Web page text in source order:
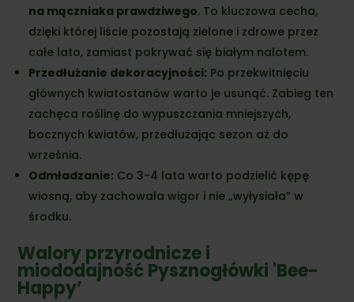
na mączniaka prawdziwego. To kluczowa cecha,
dzięki której liście pozostają zielone i zdrowe przez
całe lato, zamiast pokrywać się białym nalotem.
Przedłużanie dekoracyjności: Po przekwitnięciu
głównych kwiatostanów warto je usunąć. Zabieg ten
zachęca roślinę do wypuszczania mniejszych,
bocznych kwiatów, przedłużając sezon aż do
września.
Odmładzanie: Co 3-4 lata warto podzielić kępę
wiosną, aby zachowała wigor i nie „wyłysiała” w
środku.
Walory przyrodnicze i
miododajność Pysznogłówki 'Bee-
Happy’